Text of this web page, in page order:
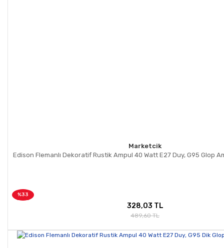
Marketcik
Edison Flemanlı Dekoratif Rustik Ampul 40 Watt E27 Duy, G95 Glop
%33
328,03 TL
489,60 TL